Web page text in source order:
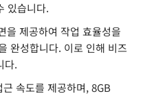
있습니다.
을 제공하여 작업 효율성을
완성합니다. 이로 인해 비즈
다.
속도를 제공하며, 8GB